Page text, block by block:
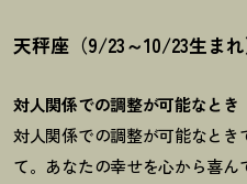
天秤座（9/23～10/23生まれ
対人関係での調整が可能なとき
対人関係での調整が可能なとき
て。あなたの幸せを心から喜